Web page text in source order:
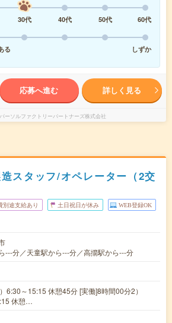
30代 40代 50代
60代
る
しずか
応募へ進む 詳しく見る
パーソルファクトリーパートナーズ株式会社
スタッフ/オペレーター（2交
別途支給あり 土日祝日が休み WEB登録OK
---分／天童駅から---分／高擶駅から---分
6:30～15:15 休憩45分 [実働]8時間00分2）
休憩…